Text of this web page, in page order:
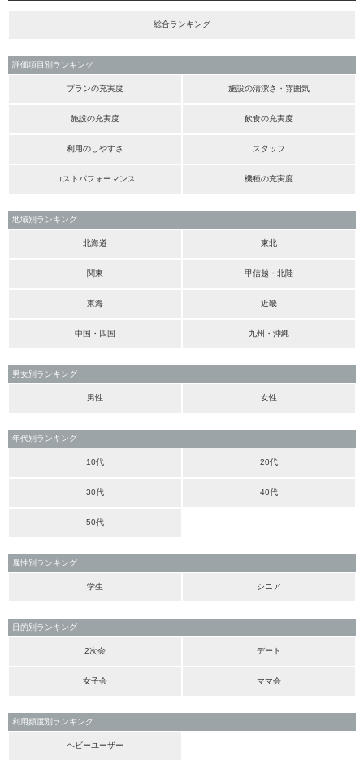
総合ランキング
評価項目別ランキング
プランの充実度 施設の清潔さ・雰囲気
施設の充実度 飲食の充実度
利用のしやすさ スタッフ
コストパフォーマンス 機種の充実度
地域別ランキング
北海道 東北
関東 甲信越・北陸
東海 近畿
中国・四国 九州・沖縄
男女別ランキング
男性 女性
年代別ランキング
10代 20代
30代 40代
50代
属性別ランキング
学生 シニア
目的別ランキング
2次会 デート
女子会 ママ会
利用頻度別ランキング
ヘビーユーザー